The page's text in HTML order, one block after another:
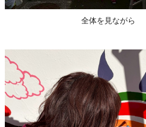
全体を見ながら